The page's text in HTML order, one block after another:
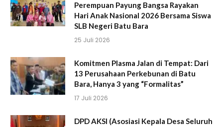
Perempuan Payung Bangsa Rayakan
Hari Anak Nasional 2026 Bersama Siswa
SLB Negeri Batu Bara
25 Juli 2026
Komitmen Plasma Jalan di Tempat: Dari
13 Perusahaan Perkebunan di Batu
Bara, Hanya 3 yang “Formalitas”
17 Juli 2026
DPD AKSI (Asosiasi Kepala Desa Seluruh